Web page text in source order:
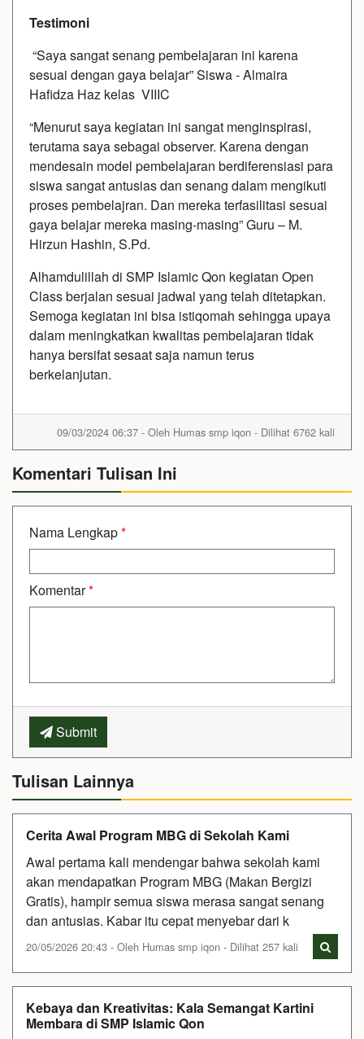
Testimoni
“Saya sangat senang pembelajaran ini karena
sesuai dengan gaya belajar” Siswa - Almaira
Hafidza Haz kelas VIIIC
“Menurut saya kegiatan ini sangat menginspirasi,
terutama saya sebagai observer. Karena dengan
mendesain model pembelajaran berdiferensiasi para
siswa sangat antusias dan senang dalam mengikuti
proses pembelajran. Dan mereka terfasilitasi sesuai
gaya belajar mereka masing-masing” Guru – M.
Hirzun Hashin, S.Pd.
Alhamdulillah di SMP Islamic Qon kegiatan Open
Class berjalan sesuai jadwal yang telah ditetapkan.
Semoga kegiatan ini bisa istiqomah sehingga upaya
dalam meningkatkan kwalitas pembelajaran tidak
hanya bersifat sesaat saja namun terus
berkelanjutan.
09/03/2024 06:37 - Oleh Humas smp iqon - Dilihat 6762 kali
Komentari Tulisan Ini
Nama Lengkap*
Komentar*
Submit
Tulisan Lainnya
Cerita Awal Program MBG di Sekolah Kami
Awal pertama kali mendengar bahwa sekolah kami
akan mendapatkan Program MBG (Makan Bergizi
Gratis), hampir semua siswa merasa sangat senang
dan antusias. Kabar itu cepat menyebar dari k
20/05/2026 20:43 - Oleh Humas smp iqon - Dilihat 257 kali
Kebaya dan Kreativitas: Kala Semangat Kartini
Membara di SMP Islamic Qon